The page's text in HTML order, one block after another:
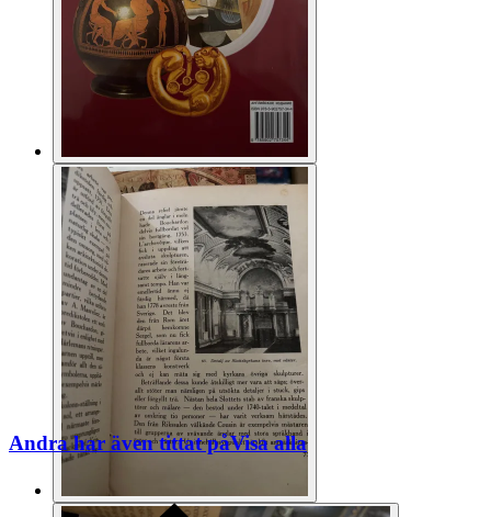
Andra har även tittat påVisa alla